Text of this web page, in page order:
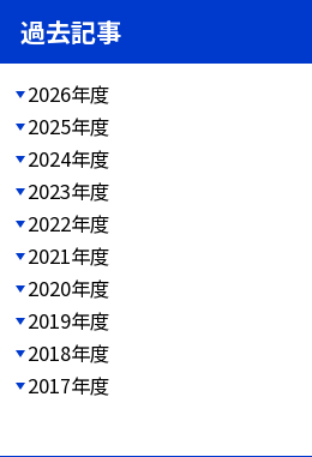
過去記事
2026年度
2025年度
2024年度
2023年度
2022年度
2021年度
2020年度
2019年度
2018年度
2017年度